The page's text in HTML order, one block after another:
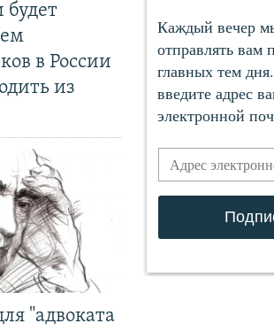
будет
в России
из
"адвоката